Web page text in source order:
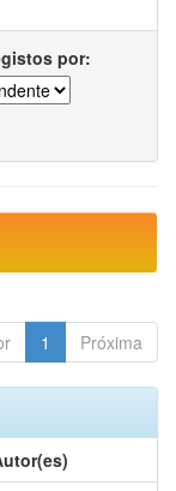
por:
1 Próxima